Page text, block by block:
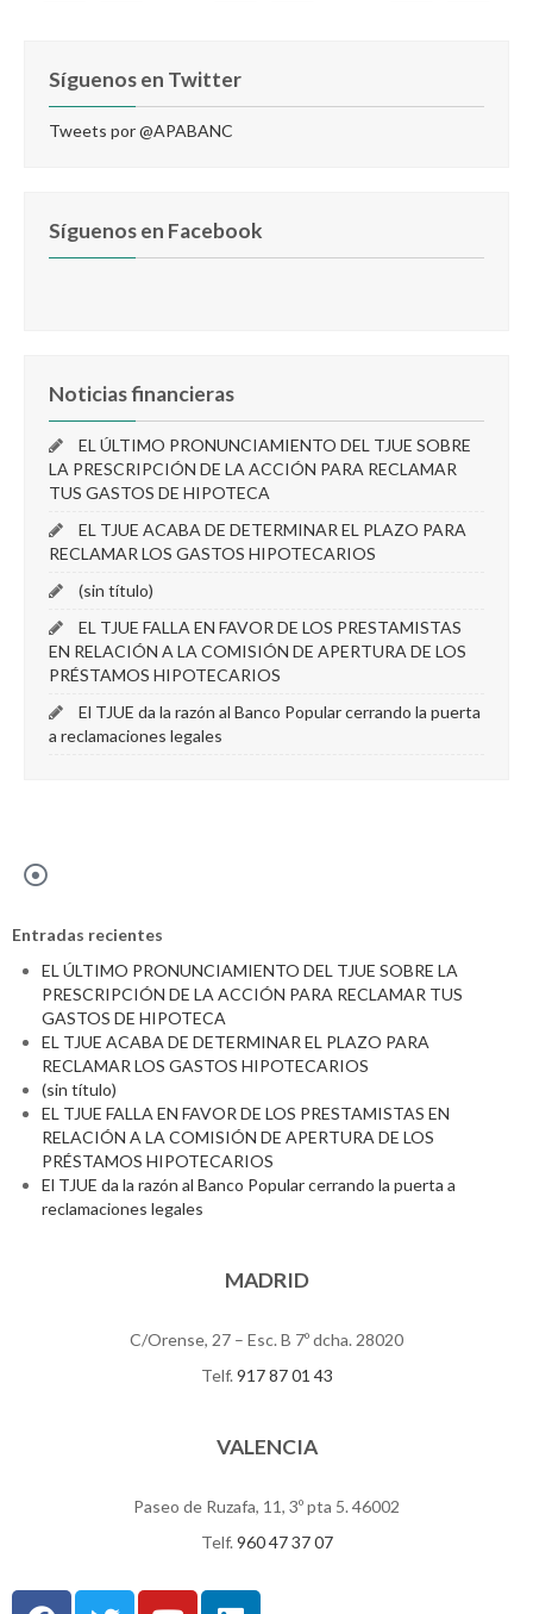
Síguenos en Twitter
Tweets por @APABANC
Síguenos en Facebook
Noticias financieras
EL ÚLTIMO PRONUNCIAMIENTO DEL TJUE SOBRE
LA PRESCRIPCIÓN DE LA ACCIÓN PARA RECLAMAR
TUS GASTOS DE HIPOTECA
EL TJUE ACABA DE DETERMINAR EL PLAZO PARA
RECLAMAR LOS GASTOS HIPOTECARIOS
(sin título)
EL TJUE FALLA EN FAVOR DE LOS PRESTAMISTAS
EN RELACIÓN A LA COMISIÓN DE APERTURA DE LOS
PRÉSTAMOS HIPOTECARIOS
El TJUE da la razón al Banco Popular cerrando la puerta
a reclamaciones legales
Entradas recientes
EL ÚLTIMO PRONUNCIAMIENTO DEL TJUE SOBRE LA
PRESCRIPCIÓN DE LA ACCIÓN PARA RECLAMAR TUS
GASTOS DE HIPOTECA
EL TJUE ACABA DE DETERMINAR EL PLAZO PARA
RECLAMAR LOS GASTOS HIPOTECARIOS
(sin título)
EL TJUE FALLA EN FAVOR DE LOS PRESTAMISTAS EN
RELACIÓN A LA COMISIÓN DE APERTURA DE LOS
PRÉSTAMOS HIPOTECARIOS
El TJUE da la razón al Banco Popular cerrando la puerta a
reclamaciones legales
MADRID
C/Orense, 27 – Esc. B 7º dcha. 28020
Telf. 917 87 01 43
VALENCIA
Paseo de Ruzafa, 11, 3º pta 5. 46002
Telf. 960 47 37 07